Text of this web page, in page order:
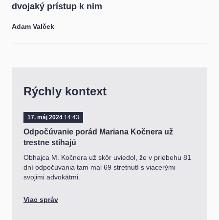
dvojaký prístup k nim
Adam Valček
Rýchly kontext
17. máj 2024 14:43
Odpočúvanie porád Mariana Kočnera už
trestne stíhajú
Obhajca M. Kočnera už skôr uviedol, že v priebehu 81
dní odpočúvania tam mal 69 stretnutí s viacerými
svojimi advokátmi.
Viac správ